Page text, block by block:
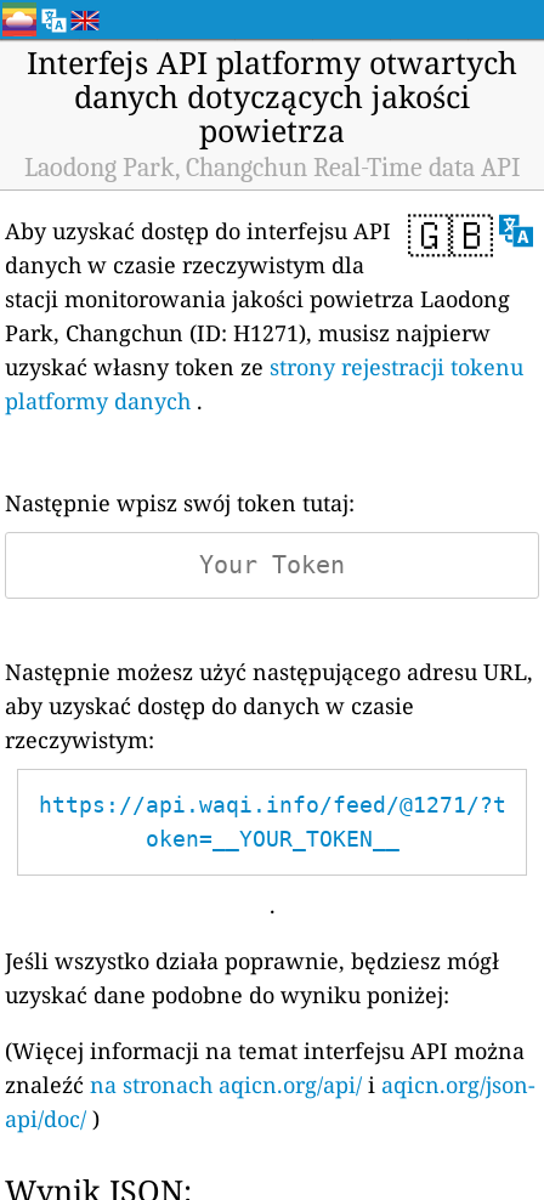
Interfejs API platformy otwartych
danych dotyczących jakości
powietrza
Laodong Park, Changchun Real-Time data API
🇬🇧
Aby uzyskać dostęp do interfejsu API
danych w czasie rzeczywistym dla
stacji monitorowania jakości powietrza Laodong
Park, Changchun (ID: H1271), musisz najpierw
uzyskać własny token zestrony rejestracji tokenu
platformy danych .
Następnie wpisz swój token tutaj:
Następnie możesz użyć następującego adresu URL,
aby uzyskać dostęp do danych w czasie
rzeczywistym:
https://api.waqi.info/feed/@1271/?t
oken=__YOUR_TOKEN__
.
Jeśli wszystko działa poprawnie, będziesz mógł
uzyskać dane podobne do wyniku poniżej:
(Więcej informacji na temat interfejsu API można
znaleźćna stronach aqicn.org/api/ i aqicn.org/json-
api/doc/ )
Wynik JSON: